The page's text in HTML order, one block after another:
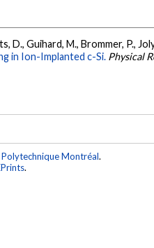
D., Guihard, M., Brommer, P.,
in Ion-Implanted c-Si. Physical
Polytechnique Montréal.
.